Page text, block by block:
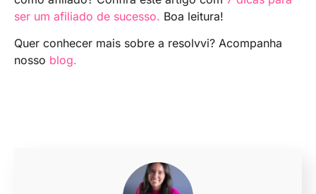
ser um afiliado de sucesso. Boa leitura!
Quer conhecer mais sobre a resolvvi? Acompanha
nosso blog.